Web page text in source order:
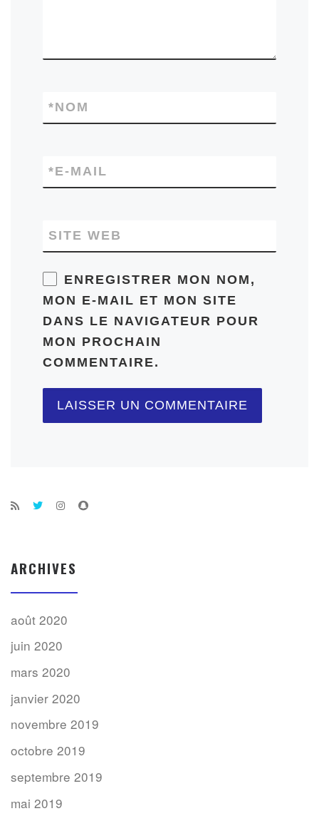
NOM
*
E-MAIL
*
SITE WEB
ENREGISTRER MON NOM,
MON E-MAIL ET MON SITE
DANS LE NAVIGATEUR POUR
MON PROCHAIN
COMMENTAIRE.
ARCHIVES
août 2020
juin 2020
mars 2020
janvier 2020
novembre 2019
octobre 2019
septembre 2019
mai 2019